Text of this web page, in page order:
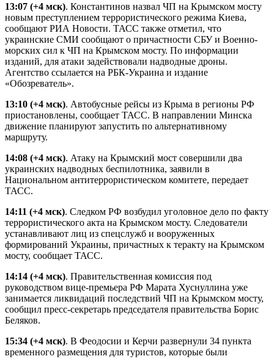
13:07 (+4 мск). Константинов назвал ЧП на Крымском мосту
новым преступлением террористического режима Киева,
сообщают РИА Новости. ТАСС также отметил, что
украинские СМИ сообщают о причастности СБУ и Военно-
морских сил к ЧП на Крымском мосту. По информации
изданий, для атаки задействовали надводные дроны.
Агентство ссылается на РБК-Украина и издание
«Обозреватель».
13:10 (+4 мск). Автобусные рейсы из Крыма в регионы РФ
приостановлены, сообщает ТАСС. В направлении Минска
движение планируют запустить по альтернативному
маршруту.
14:08 (+4 мск). Атаку на Крымский мост совершили два
украинских надводных беспилотника, заявили в
Национальном антитеррористическом комитете, передает
ТАСС.
14:11 (+4 мск). Следком РФ возбудил уголовное дело по факту
террористического акта на Крымском мосту. Следователи
устанавливают лиц из спецслужб и вооруженных
формирований Украины, причастных к теракту на Крымском
мосту, сообщает ТАСС.
14:14 (+4 мск). Правительственная комиссия под
руководством вице-премьера РФ Марата Хуснуллина уже
занимается ликвидаций последствий ЧП на Крымском мосту,
сообщил пресс-секретарь председателя правительства Борис
Беляков.
15:34 (+4 мск). В Феодосии и Керчи развернули 34 пункта
временного размещения для туристов, которые были